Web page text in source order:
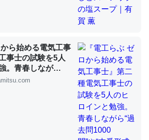
ム少ないのか。知らんかった。調べたら
ウム分はエビの600分の1程度。
表】昆虫学の大問題＝「昆虫はなぜ海にいな
から始める電気工事
事士の試験を5人
。青春しなが
”や“本番形式CBT